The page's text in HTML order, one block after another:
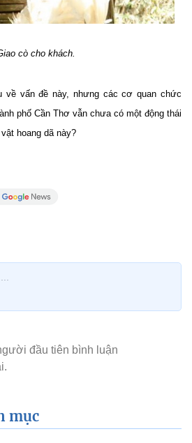
cò cho khách.
về vấn đề này, nhưng các cơ quan chức
phố Cần Thơ vẫn chưa có một động thái
hoang dã này?
mục